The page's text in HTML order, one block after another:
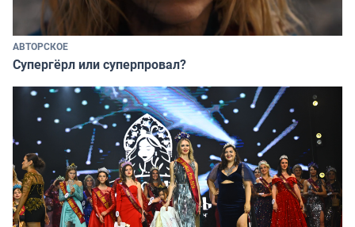
АВТОРСКОЕ
Супергёрл или суперпровал?